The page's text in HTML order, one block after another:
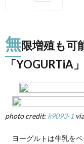
1.
無限増殖
「YOGURTiA」
市販
ーグ
ルト
があ
れば
お手
増殖
無限増殖も可
「YOGURTiA」
photo credit: k9093-1
ヨーグルトは牛乳を